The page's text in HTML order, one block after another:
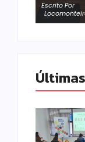
Escrito Por